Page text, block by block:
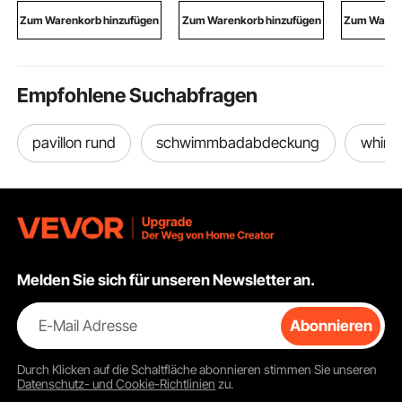
für Gewerbe Zuhause
Zum Warenkorb hinzufügen
4
Hinterachsnabenabde
Zum Warenkorb hinzufügen
Intel
Zum
Empfohlene Suchabfragen
pavillon rund schwimmbadabdeckung
Melden Sie sich für unseren Newsletter an.
E-Mail Adresse Abonnieren
Durch Klicken auf die Schaltflächeabonnieren stimmen Sie unseren
Datenschutz- und Cookie-Richtlinien zu.